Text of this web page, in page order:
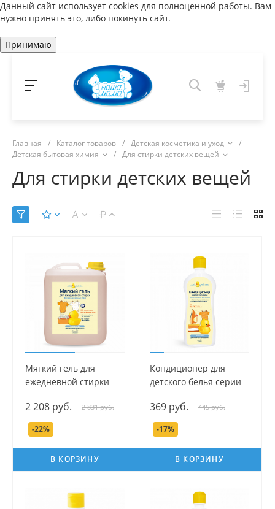
Данный сайт использует cookies для полноценной работы. Вам
нужно принять это, либо покинуть сайт.
Принимаю
Главная / Каталог товаров / Детская косметика и уход
/
Детская бытовая химия
/ Для стирки детских вещей
Для стирки детских вещей
Мягкий гель для
ежедневной стирки
2 208 руб. 2 831 руб.
-22%
В КОРЗИНУ
Кондиционер для
детского белья серии
369 руб. 445 руб.
-17%
В КОРЗИНУ